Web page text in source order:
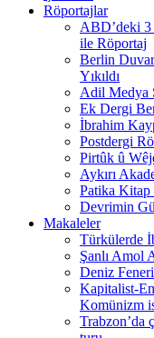
Röportajlar
ABD’deki 3
ile Röportaj
Berlin
Yıkıldı
Adil Medya
Ek Dergi
İbrahim
Postdergi
Pirtûk û
Aykırı
Patika Kitap
Devrimin
Makaleler
Türkülerde
Şanlı Amol
Deniz
Kapitalist-
Komünizm
Trabzon’da